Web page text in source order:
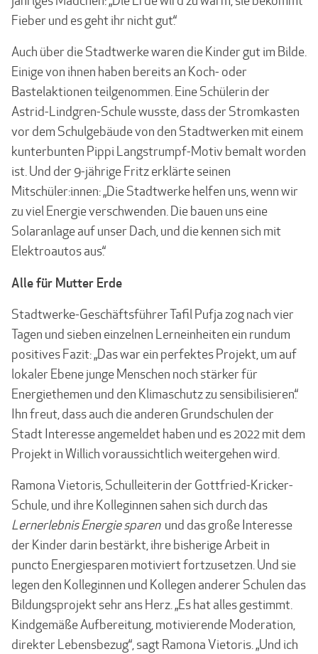
Fieber und es geht ihr nicht gut.“
Auch über die Stadtwerke waren die Kinder gut im Bilde.
Einige von ihnen haben bereits an Koch- oder
Bastelaktionen teilgenommen. Eine Schülerin der
Astrid-Lindgren-Schule wusste, dass der Stromkasten
vor dem Schulgebäude von den Stadtwerken mit einem
kunterbunten Pippi Langstrumpf-Motiv bemalt worden
ist. Und der 9-jährige Fritz erklärte seinen
Mitschüler:innen: „Die Stadtwerke helfen uns, wenn wir
zu viel Energie verschwenden. Die bauen uns eine
Solaranlage auf unser Dach, und die kennen sich mit
Elektroautos aus.“
Alle für Mutter Erde
Stadtwerke-Geschäftsführer Tafil Pufja zog nach vier
Tagen und sieben einzelnen Lerneinheiten ein rundum
positives Fazit: „Das war ein perfektes Projekt, um auf
lokaler Ebene junge Menschen noch stärker für
Energiethemen und den Klimaschutz zu sensibilisieren.“
Ihn freut, dass auch die anderen Grundschulen der
Stadt Interesse angemeldet haben und es 2022 mit dem
Projekt in Willich voraussichtlich weitergehen wird.
Ramona Vietoris, Schulleiterin der Gottfried-Kricker-
Schule, und ihre Kolleginnen sahen sich durch das
Lernerlebnis Energie sparen und das große Interesse
der Kinder darin bestärkt, ihre bisherige Arbeit in
puncto Energiesparen motiviert fortzusetzen. Und sie
legen den Kolleginnen und Kollegen anderer Schulen das
Bildungsprojekt sehr ans Herz. „Es hat alles gestimmt.
Kindgemäße Aufbereitung, motivierende Moderation,
direkter Lebensbezug“, sagt Ramona Vietoris. „Und ich